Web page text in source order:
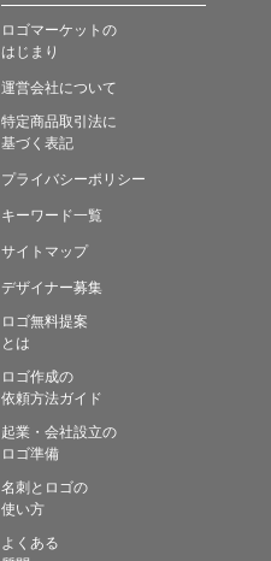
ロゴマーケットの
はじまり
運営会社について
特定商品取引法に
基づく表記
プライバシーポリシー
キーワード一覧
サイトマップ
デザイナー募集
ロゴ無料提案
とは
ロゴ作成の
依頼方法ガイド
起業・会社設立の
ロゴ準備
名刺とロゴの
使い方
よくある